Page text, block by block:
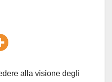
alla visione degli